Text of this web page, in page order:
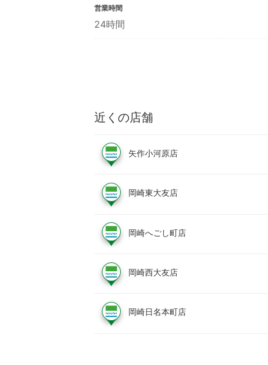
営業時間
24時間
近くの店舗
矢作小河原店
岡崎東大友店
岡崎へごし町店
岡崎西大友店
岡崎日名本町店